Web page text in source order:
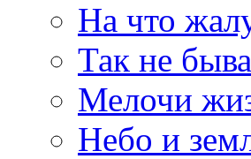
На что
Так не
Мелочи
Небо и